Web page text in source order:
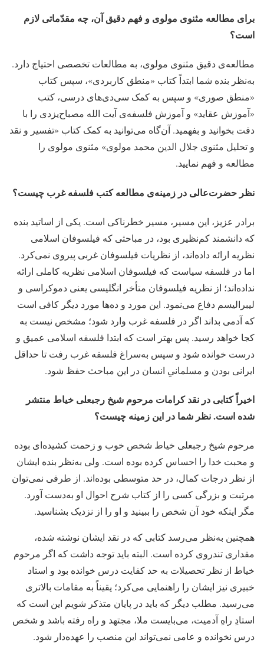
برای مطالعه‌ مثنوی مولوی و فهم دقیق آن، چه مقدّماتی لازم
است؟
مطالعه‌ی دقیق مثنوی مولوی، به مطالعات تخصصی احتیاج دارد.
به‌نظر بنده شما ابتداً کتاب «منطق کاربردی»، سپس کتاب
«منطق صوری» و سپس به کمک سی‌دی‌های درسی، کتب
«آموزش عقاید» و آموزش فلسفه‌ی آیت الله مصباح‌یزدی را با
دقت بخوانید و بفهمید. آن‌گاه می‌توانید به کمک کتاب «تفسیر و نقد
و تحلیل مثنوی جلال الدین محمد مولوی» مثنوی مولوی را
مطالعه و فهم نمایید.
نظر حضرت‌عالی در زمینه‌ی مطالعه‌ کتب فلسفه‌ غرب چیست؟
برادر عزیز، این مسیر، مسیر خطرناکی است. یکی از اساتید بنده
که دانشمند کم‌نظیری بود، در مباحثی که فیلسوفان اسلامی
نظریه ارائه داده‌اند، از نظریات فیلسوفان غربی پیروی نمی‌کرد.
اما در فلسفه‌ سیاست که فیلسوفان اسلامی نظریه‌ کاملی ارائه
نداده‌اند؛ از نظریه فیلسوفان متأخر انگلیسی یعنی دموکراسی و
لیبرالیسم دفاع می‌نمود. این مورد و ده‌ها مورد دیگر کافی است
که آدمی بداند اگر در فلسفه‌ غرب وارد شود؛ مشخص نیست به
کجا خواهد رسید. پس بهتر است که ابتدا فلسفه‌ اسلامی عمیق و
درست خوانده شود و سپس به‌سراغ فلسفه‌ غرب رفت تا حداقل
ایرانی بودن و مسلمانیِ انسان در این مباحث حفظ شود.
اخیراً کتابی در نقد کرامات مرحوم شیخ رجبعلی خیاط منتشر
شده است. نظر شما در این زمینه چیست؟
مرحوم شیخ رجبعلی خیاط شخص خوب و زحمت کشیده‌ای بوده
و محبت خدا را احساس کرده بوده است. ولی به‌نظر بنده ایشان
از نظر درجات کمال، در حد متوسطی بوده‌اند. از طرفی نمی‌توان
مرتبت و بزرگی کسی را از کتاب شرح احوال او به‌دست آورد.
مگر اینکه خود آن شخص را ببینید و او را از نزدیک بشناسید.
همچنین به‌نظر می‌رسد کتابی که در نقد ایشان نوشته شده،
مقداری تندروی کرده است. البته باید توجه داشت که اگر مرحوم
خیاط از نظر تحصیلات به حد کفایت درس خوانده بود و استاد
خبیری نیز ایشان را راهنمایی می‌کرد؛ یقیناً به مقامات بالاتری
می‌رسید. مطلب دیگر که باید در پایان متذکر شویم این است که
استادِ راهِ آدمیت، می‌بایست ملا، مجتهد و راه رفته باشد و شخص
درس نخوانده و عامی نمی‌تواند این منصب را عهده‌دار شود.